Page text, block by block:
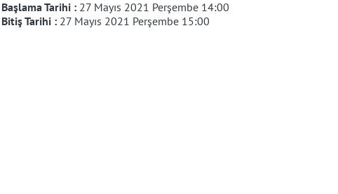
Başlama Tarihi : 27 Mayıs 2021 Perşembe 14:00
Bitiş Tarihi : 27 Mayıs 2021 Perşembe 15:00